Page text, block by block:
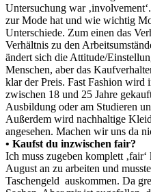
Untersuchung war
zur Mode hat und wie wichtig
Unterschiede. Zum einen das
Verhältnis zu den
ändert sich die Attitude/
Menschen, aber das
klar der Preis. Fast Fashion wird
zwischen 18 und 25 Jahre
Ausbildung oder am Studieren
Außerdem wird nachhaltige
angesehen. Machen wir uns da
• Kaufst du inzwischen fair?
Ich muss zugeben komplett
August an zu arbeiten und
Taschengeld auskommen. Da